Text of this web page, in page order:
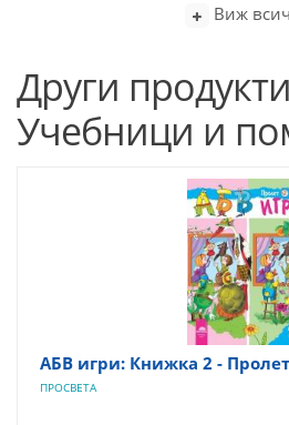
Виж
Други
Учебници и
АБВ игри: Книжка 2 -
ПРОСВЕТА